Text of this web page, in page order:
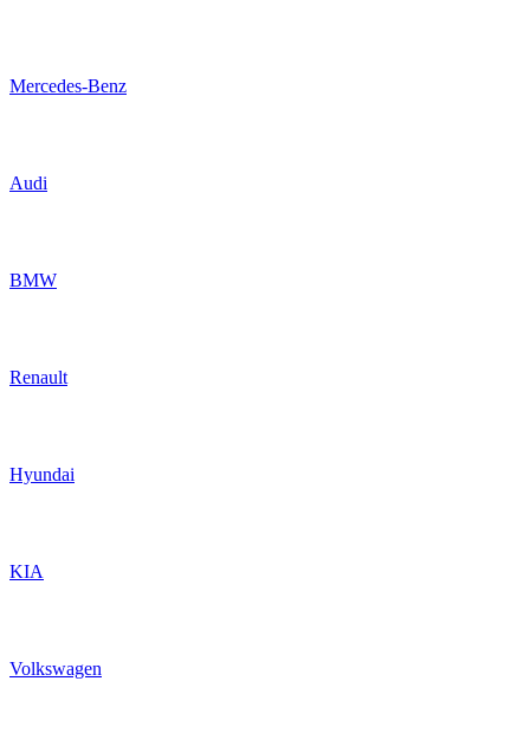
Mercedes-Benz
Audi
BMW
Renault
Hyundai
KIA
Volkswagen